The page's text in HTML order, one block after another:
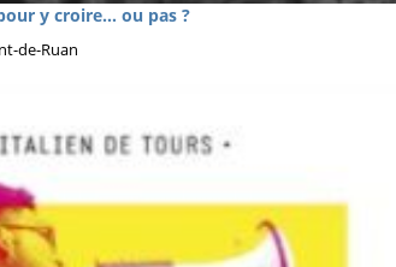
pour y croire… ou pas ?
de-Ruan